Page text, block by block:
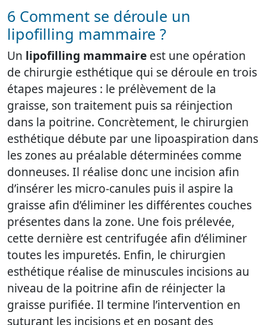
6 Comment se déroule un
lipofilling mammaire ?
Un lipofilling mammaire est une opération
de chirurgie esthétique qui se déroule en trois
étapes majeures : le prélèvement de la
graisse, son traitement puis sa réinjection
dans la poitrine. Concrètement, le chirurgien
esthétique débute par une lipoaspiration dans
les zones au préalable déterminées comme
donneuses. Il réalise donc une incision afin
d’insérer les micro-canules puis il aspire la
graisse afin d’éliminer les différentes couches
présentes dans la zone. Une fois prélevée,
cette dernière est centrifugée afin d’éliminer
toutes les impuretés. Enfin, le chirurgien
esthétique réalise de minuscules incisions au
niveau de la poitrine afin de réinjecter la
graisse purifiée. Il termine l’intervention en
suturant les incisions et en posant des